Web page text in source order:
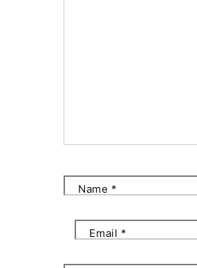
Name *
Email *